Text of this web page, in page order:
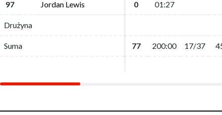
97 Jordan Lewis 0 01:27
Drużyna
Suma 77 200:00 17/37
97 Jordan Lewis 0 01:27
Drużyna
Suma 77 200:00 17/37